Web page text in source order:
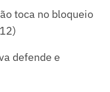
toca no bloqueio
defende e